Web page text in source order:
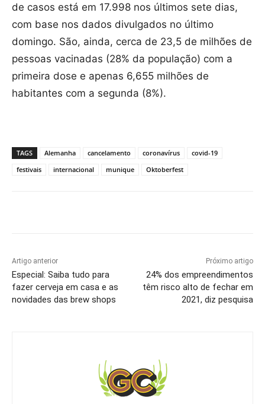
de casos está em 17.998 nos últimos sete dias,
com base nos dados divulgados no último
domingo. São, ainda, cerca de 23,5 de milhões de
pessoas vacinadas (28% da população) com a
primeira dose e apenas 6,655 milhões de
habitantes com a segunda (8%).
TAGS Alemanha cancelamento coronavírus
covid-19
festivais
internacional munique Oktoberfest
Artigo anterior
Especial: Saiba tudo para
fazer cerveja em casa e as
novidades das brew shops
Próximo artigo
24% dos empreendimentos
têm risco alto de fechar em
2021, diz pesquisa